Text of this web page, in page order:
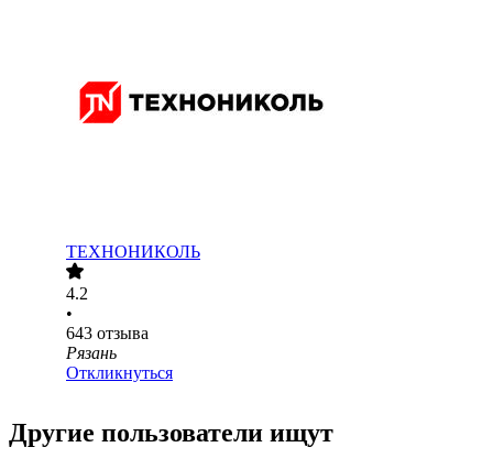
ТЕХНОНИКОЛЬ
4.2
•
643 отзыва
Рязань
Откликнуться
Другие пользователи ищут